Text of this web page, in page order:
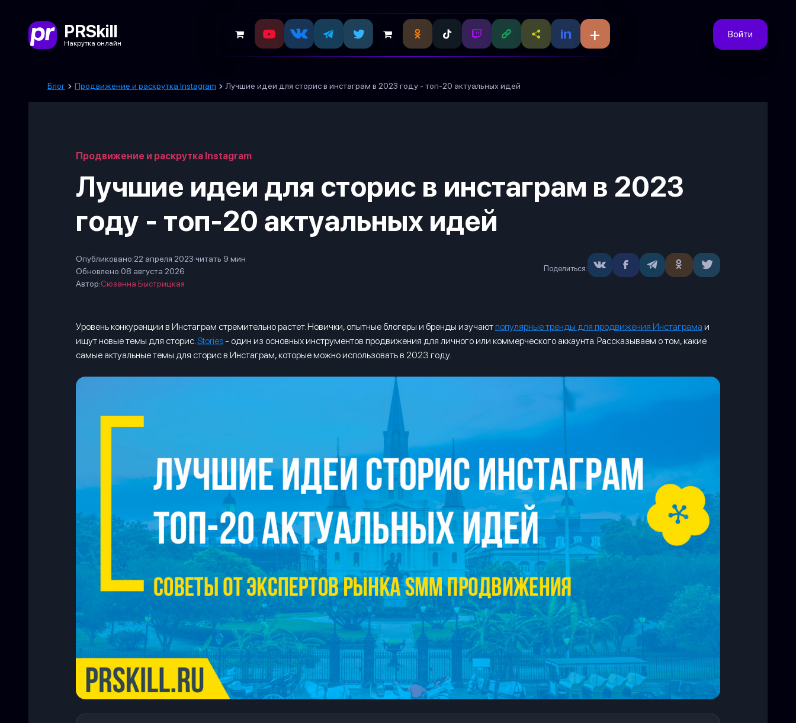
PRSkill
Накрутка онлайн + Войти
Блог Продвижение и раскрутка Instagram Лучшие идеи для сторис в инстаграм в 2023 году - топ-20 актуальных идей
Продвижение и раскрутка Instagram
Лучшие идеи для сторис в инстаграм в 2023
году - топ-20 актуальных идей
Опубликовано:22 апреля 2023·читать 9 мин
Обновлено:08 августа 2026
Автор:Сюзанна Быстрицкая
Поделиться:
Уровень конкуренции в Инстаграм стремительно растет. Новички, опытные блогеры и бренды изучают популярные тренды для продвижения Инстаграма и
ищут новые темы для сторис. Stories- один из основных инструментов продвижения для личного или коммерческого аккаунта. Рассказываем о том, какие
самые актуальные темы для сторис в Инстаграм, которые можно использовать в 2023 году.